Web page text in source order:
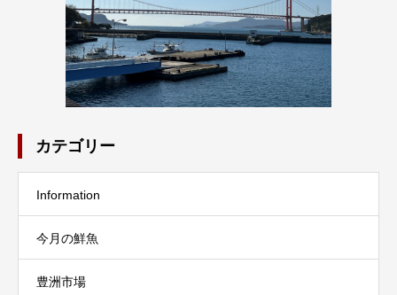
カテゴリー
Information
今月の鮮魚
豊洲市場